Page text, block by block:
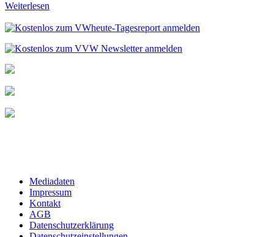
Weiterlesen
Mediadaten
Impressum
Kontakt
AGB
Datenschutzerklärung